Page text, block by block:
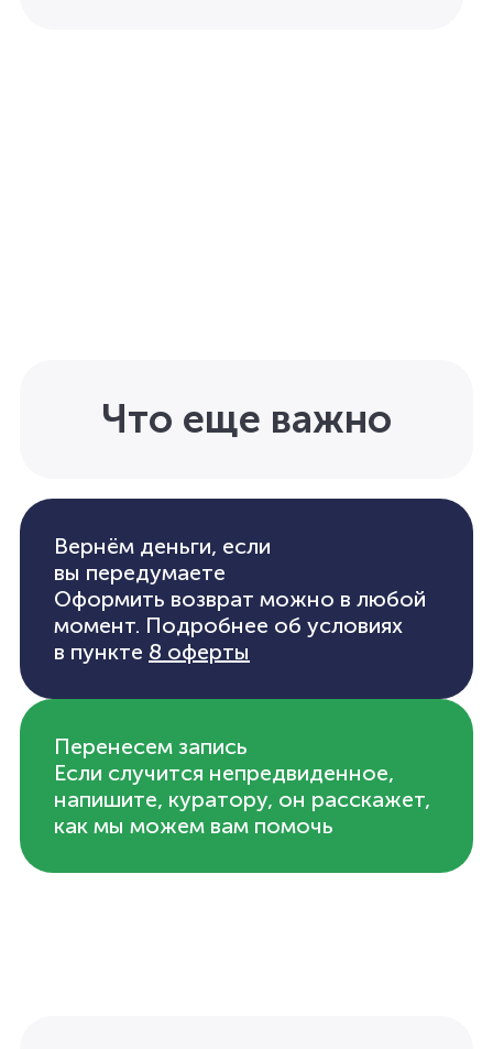
Что еще важно
Вернём деньги, если
вы передумаете
Оформить возврат можно в любой
момент. Подробнее об условиях
в пункте 8 оферты
Перенесем запись
Если случится непредвиденное,
напишите, куратору, он расскажет,
как мы можем вам помочь